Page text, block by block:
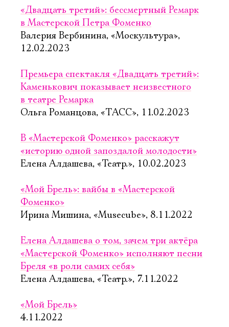
«Двадцать третий»: бессмертный Ремарк
в Мастерской Петра Фоменко
Валерия Вербинина, «Москультура»,
12.02.2023
Премьера спектакля «Двадцать третий»:
Каменькович показывает неизвестного
в театре Ремарка
Ольга Романцова, «ТАСС», 11.02.2023
В «Мастерской Фоменко» расскажут
«историю одной запоздалой молодости»
Елена Алдашева, «Театр.», 10.02.2023
«Мой Брель»: вайбы в «Мастерской
Фоменко»
Ирина Мишина, «Musecube», 8.11.2022
Елена Алдашева о том, зачем три актёра
«Мастерской Фоменко» исполняют песни
Бреля «в роли самих себя»
Елена Алдашева, «Театр.», 7.11.2022
«Мой Брель»
4.11.2022